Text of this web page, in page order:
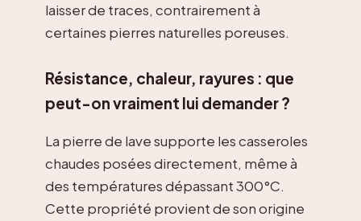
laisser de traces, contrairement à
certaines pierres naturelles poreuses.
Résistance, chaleur, rayures : que
peut-on vraiment lui demander ?
La pierre de lave supporte les casseroles
chaudes posées directement, même à
des températures dépassant 300°C.
Cette propriété provient de son origine